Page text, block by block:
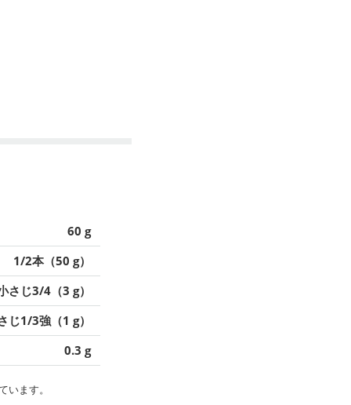
60 g
1/2本（50 g）
さじ3/4（3 g）
じ1/3強（1 g）
0.3 g
ます。